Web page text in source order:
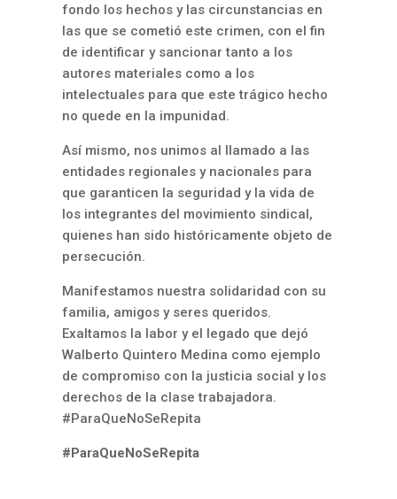
fondo los hechos y las circunstancias en
las que se cometió este crimen, con el fin
de identificar y sancionar tanto a los
autores materiales como a los
intelectuales para que este trágico hecho
no quede en la impunidad.
Así mismo, nos unimos al llamado a las
entidades regionales y nacionales para
que garanticen la seguridad y la vida de
los integrantes del movimiento sindical,
quienes han sido históricamente objeto de
persecución.
Manifestamos nuestra solidaridad con su
familia, amigos y seres queridos.
Exaltamos la labor y el legado que dejó
Walberto Quintero Medina como ejemplo
de compromiso con la justicia social y los
derechos de la clase trabajadora.
#ParaQueNoSeRepita
#ParaQueNoSeRepita